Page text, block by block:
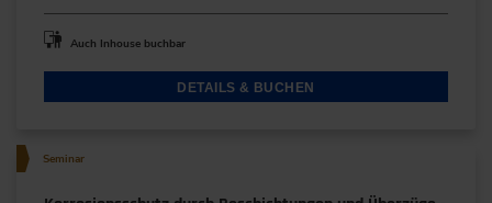
Auch Inhouse buchbar
DETAILS & BUCHEN
Seminar